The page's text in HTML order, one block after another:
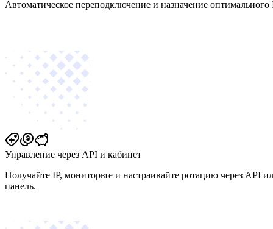
Автоматическое переподключение и назначение оптимального
Управление через API и кабинет
Получайте IP, мониторьте и настраивайте ротацию через API
панель.